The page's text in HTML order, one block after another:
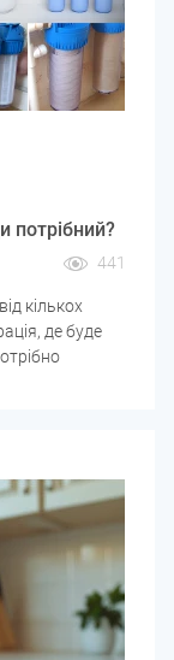
потрібний?
441
кількох
де буде